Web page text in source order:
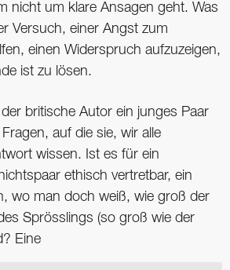
nicht um klare Ansagen geht. Was
Versuch, einer Angst zum
einen Widerspruch aufzuzeigen,
ist zu lösen.
der britische Autor ein junges Paar
auf die sie, wir alle
wissen. Ist es für ein
ethisch vertretbar, ein
wo man doch weiß, wie groß der
Sprösslings (so groß wie der
Eine